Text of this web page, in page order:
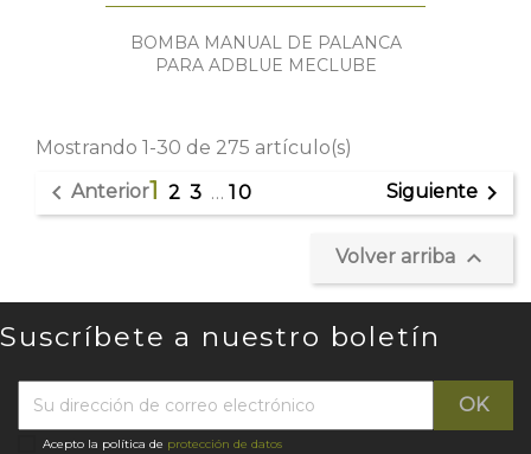
BOMBA MANUAL DE PALANCA
PARA ADBLUE MECLUBE
Mostrando 1-30 de 275 artículo(s)
 Anterior1 2 3 … 10 Siguiente 
Volver arriba 
Suscríbete a nuestro boletín
Acepto la política de protección de datos